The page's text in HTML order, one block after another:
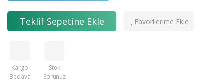
Teklif Sepetine Ekle
Kargo
Bedava
Stok
Sorunuz